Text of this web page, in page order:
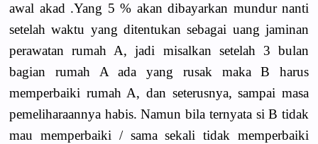
awal akad .Yang 5 % akan dibayarkan mundur nanti
setelah waktu yang ditentukan sebagai uang jaminan
perawatan rumah A, jadi misalkan setelah 3 bulan
bagian rumah A ada yang rusak maka B harus
memperbaiki rumah A, dan seterusnya, sampai masa
pemeliharaannya habis. Namun bila ternyata si B tidak
mau memperbaiki / sama sekali tidak memperbaiki